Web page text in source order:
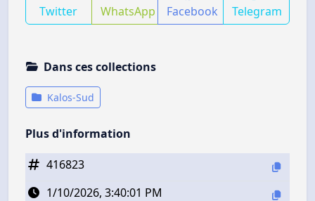
Twitter WhatsApp Facebook Telegram
Dans ces collections
Kalos-Sud
Plus d'information
416823
1/10/2026, 3:40:01 PM